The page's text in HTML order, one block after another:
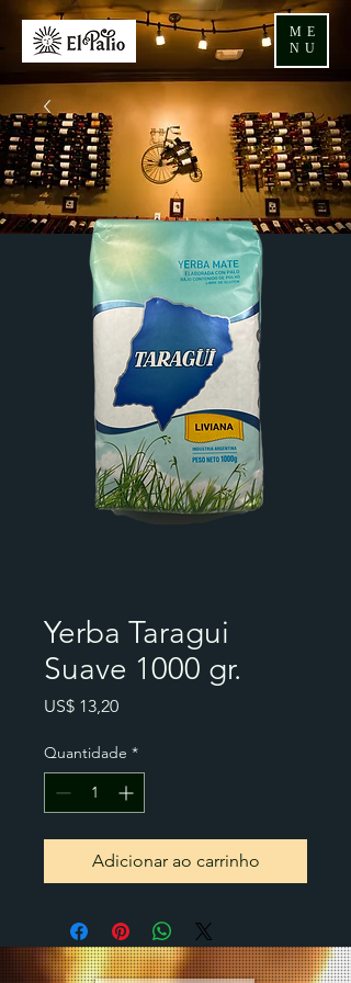
ME
NU
Yerba Taragui
Suave 1000 gr.
US$ 13,20Preço
Quantidade *
Adicionar ao carrinho